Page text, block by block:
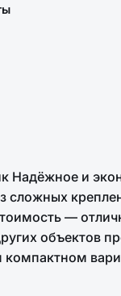
и
—
объектов